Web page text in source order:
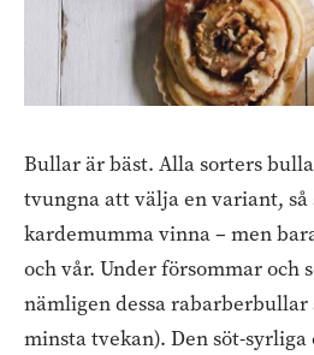
Bullar är bäst. Alla sorters
tvungna att välja en variant, så
kardemumma vinna – men
och vår. Under försommar och
nämligen dessa
minsta tvekan). Den söt-